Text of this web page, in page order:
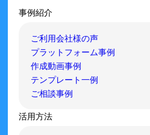
事例紹介
ご利用会社様の声
プラットフォーム事例
作成動画事例
テンプレート一例
ご相談事例
活用方法